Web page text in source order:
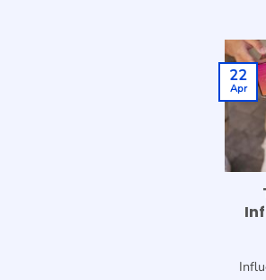
22
Apr